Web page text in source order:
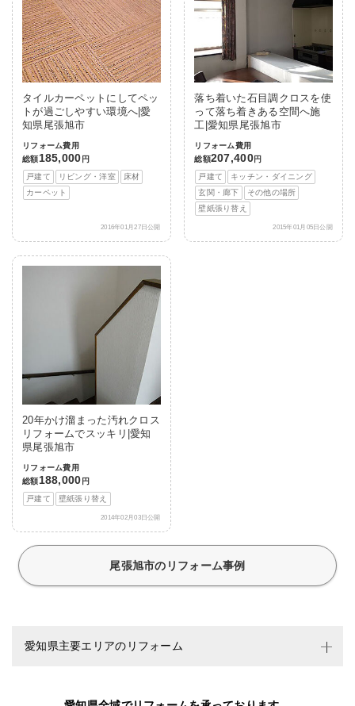
タイルカーペットにしてペッ
トが過ごしやすい環境へ|愛
知県尾張旭市
リフォーム費用
総額185,000 円
戸建て
リビング・洋室
床材
カーペット
2016年01月27日公開
落ち着いた石目調クロスを使
って落ち着きある空間へ施
工|愛知県尾張旭市
リフォーム費用
総額207,400円
戸建て
キッチン・ダイニング
玄関・廊下
その他の場所
壁紙張り替え
2015年01月05日公開
20年かけ溜まった汚れクロス
リフォームでスッキリ|愛知
県尾張旭市
リフォーム費用
総額188,000 円
戸建て
壁紙張り替え
2014年02月03日公開
尾張旭市のリフォーム事例
愛知県主要エリアのリフォーム